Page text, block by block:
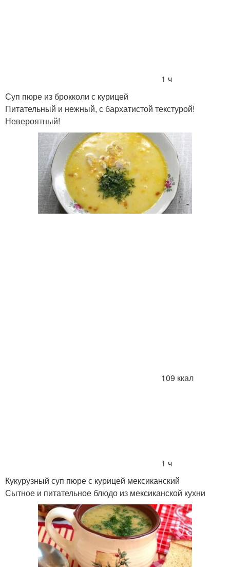
1 ч
Суп пюре из брокколи с курицей
Питательный и нежный, с бархатистой текстурой!
Невероятный!
109 ккал
1 ч
Кукурузный суп пюре с курицей мексиканский
Сытное и питательное блюдо из мексиканской кухни